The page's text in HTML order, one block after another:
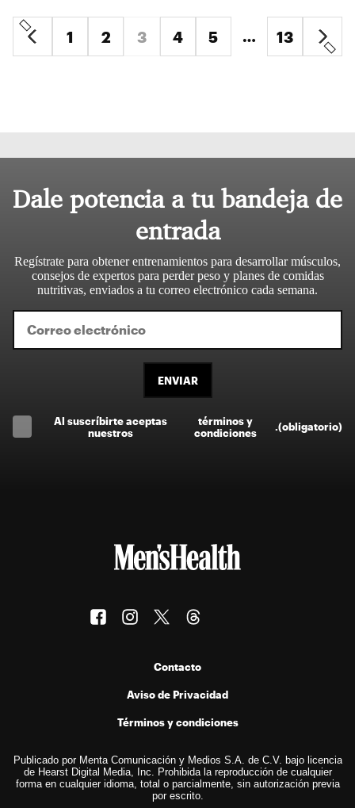
1 2 3 4 5 … 13
Dale potencia a tu bandeja de
entrada
Regístrate para obtener entrenamientos para desarrollar músculos,
consejos de expertos para perder peso y planes de comidas
nutritivas, enviados a tu correo electrónico cada semana.
ENVIAR
Al suscríbirte aceptas
nuestros
términos y
condiciones
.(obligatorio)
Contacto
Aviso de Privacidad
Términos y condiciones
Publicado por Menta Comunicación y Medios S.A. de C.V. bajo licencia
de Hearst Digital Media, Inc. Prohibida la reproducción de cualquier
forma en cualquier idioma, total o parcialmente, sin autorización previa
por escrito.